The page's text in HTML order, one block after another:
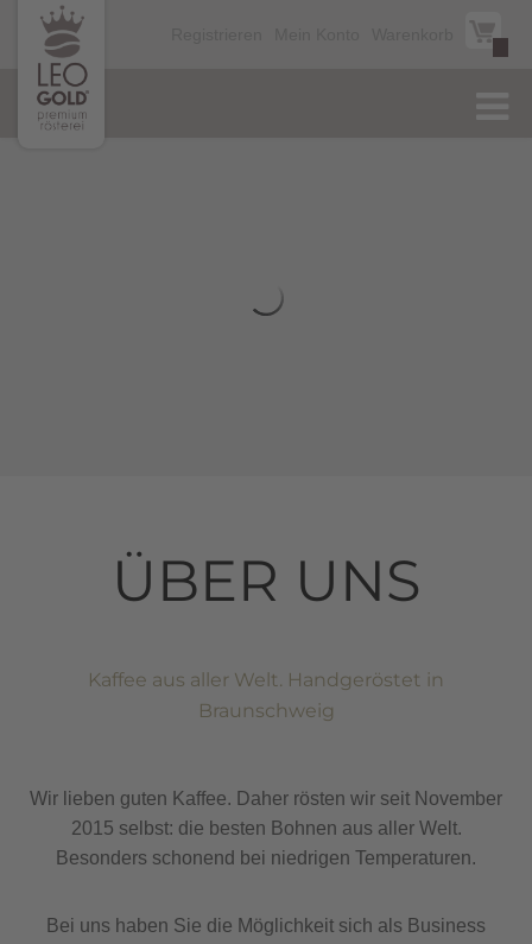
ÜBER UNS
Kaffee aus aller Welt. Handgeröstet in
Braunschweig
Wir lieben guten Kaffee. Daher rösten wir seit November
2015 selbst: die besten Bohnen aus aller Welt.
Besonders schonend bei niedrigen Temperaturen.
Bei uns haben Sie die Möglichkeit sich als Business